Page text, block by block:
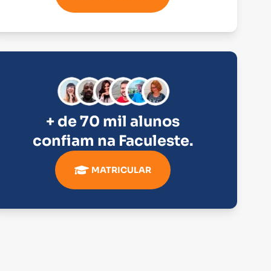
+ de 70 mil alunos
confiam na Faculeste.
MATRICULAR